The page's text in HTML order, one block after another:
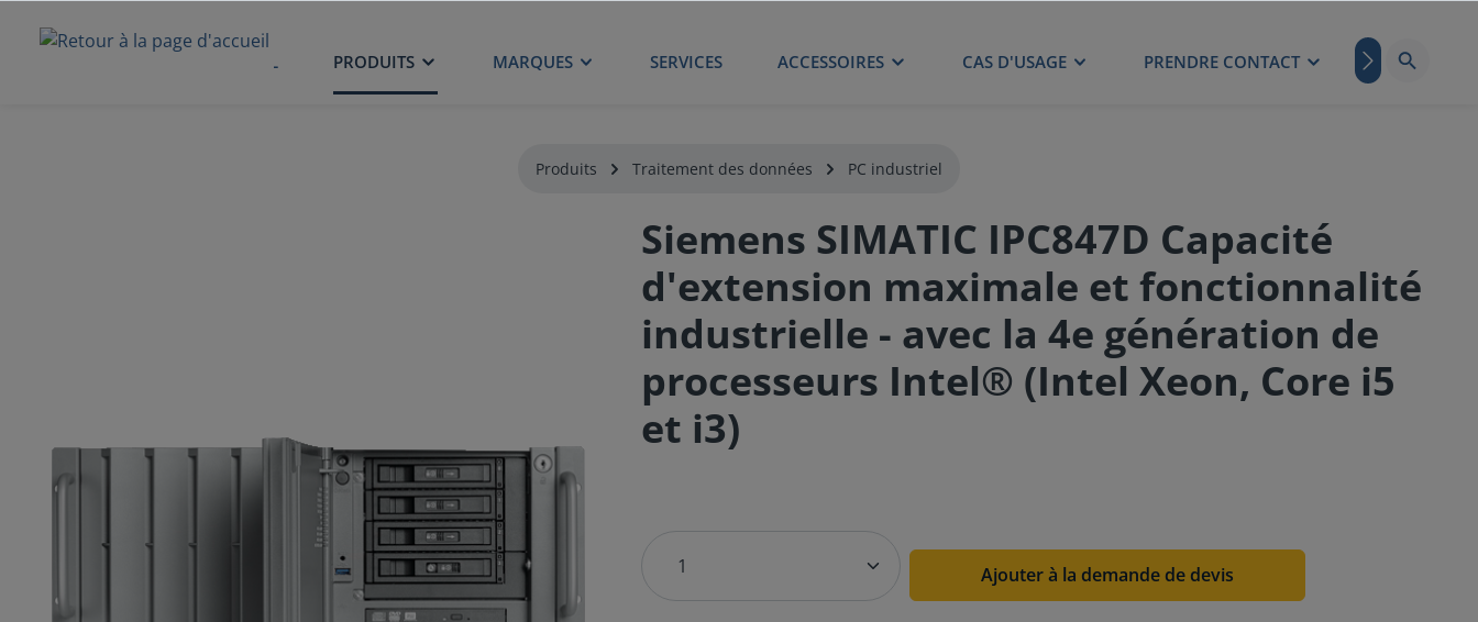
ACCUEIL PRODUITS MARQUES SERVICES ACCESSOIRES CAS D'USAGE PRENDRE CONTACT BLOG
Produits Traitement des données PC industriel
Siemens SIMATIC IPC847D Capacité
d'extension maximale et fonctionnalité
industrielle - avec la 4e génération de
processeurs Intel® (Intel Xeon, Core i5
et i3)
Ajouter à la demande de devis